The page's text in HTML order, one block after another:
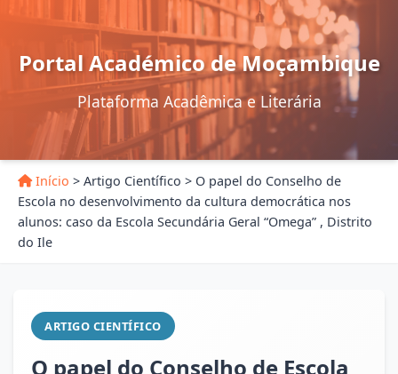
Portal Académico de Moçambique
Plataforma Acadêmica e Literária
Início > Artigo Científico > O papel do Conselho de
Escola no desenvolvimento da cultura democrática nos
alunos: caso da Escola Secundária Geral “Omega” , Distrito
do Ile
ARTIGO CIENTÍFICO
O papel do Conselho de Escola